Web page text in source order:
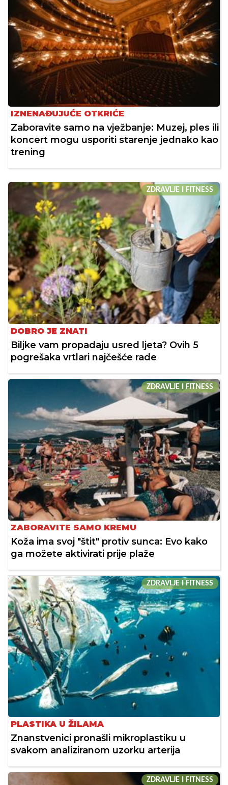
IZNENAĐUJUĆE OTKRIĆE
Zaboravite samo na vježbanje: Muzej, ples ili
koncert mogu usporiti starenje jednako kao
trening
ZDRAVLJE I FITNESS
DOBRO JE ZNATI
Biljke vam propadaju usred ljeta? Ovih 5
pogrešaka vrtlari najčešće rade
ZDRAVLJE I FITNESS
ZABORAVITE SAMO KREMU
Koža ima svoj "štit" protiv sunca: Evo kako
ga možete aktivirati prije plaže
ZDRAVLJE I FITNESS
PLASTIKA U ŽILAMA
Znanstvenici pronašli mikroplastiku u
svakom analiziranom uzorku arterija
ZDRAVLJE I FITNESS